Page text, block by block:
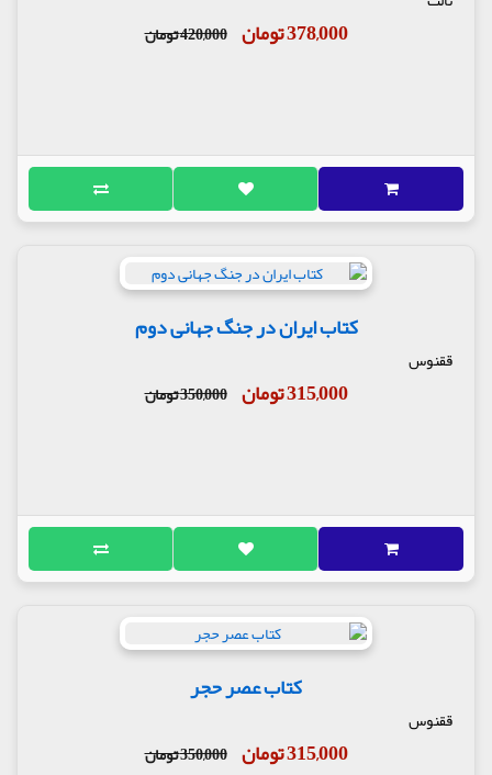
378,000 تومان 420,000 تومان
کتاب ایران در جنگ جهانی دوم
ققنوس
315,000 تومان 350,000 تومان
کتاب عصر حجر
ققنوس
315,000 تومان 350,000 تومان